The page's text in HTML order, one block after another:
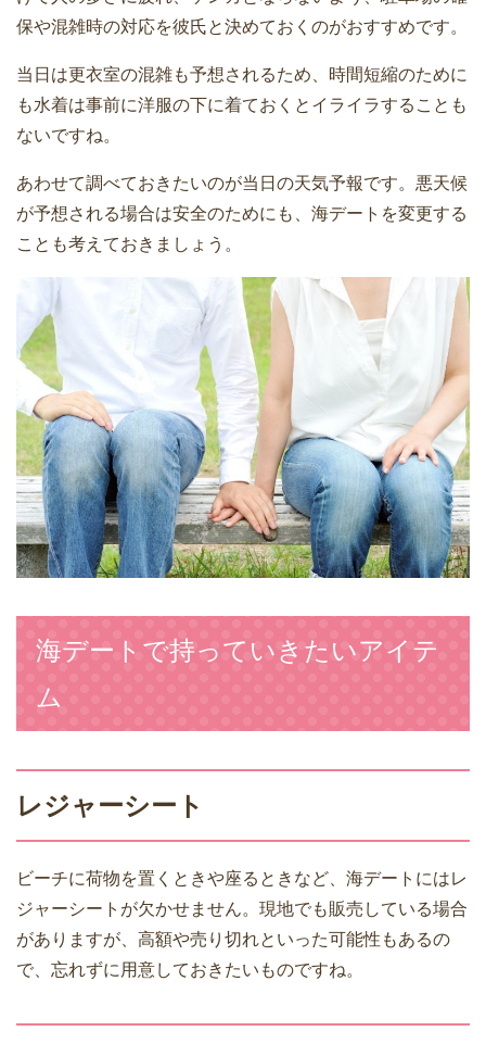
保や混雑時の対応を彼氏と決めておくのがおすすめです。
当日は更衣室の混雑も予想されるため、時間短縮のために
も水着は事前に洋服の下に着ておくとイライラすることも
ないですね。
あわせて調べておきたいのが当日の天気予報です。悪天候
が予想される場合は安全のためにも、海デートを変更する
ことも考えておきましょう。
海デートで持っていきたいアイテ
ム
レジャーシート
ビーチに荷物を置くときや座るときなど、海デートにはレ
ジャーシートが欠かせません。現地でも販売している場合
がありますが、高額や売り切れといった可能性もあるの
で、忘れずに用意しておきたいものですね。